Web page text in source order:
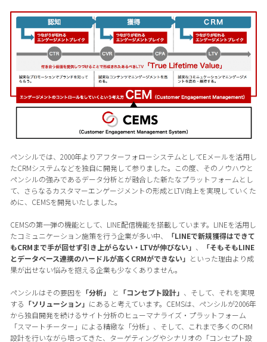
ペンシルでは、2000年よりアフターフォローシステムとしてEメールを活用し
たCRMシステムなどを独自に開発して参りました。この度、そのノウハウと
ペンシルの強みであるデータ分析とが融合した新たなプラットフォームとし
て、さらなるカスタマーエンゲージメントの形成とLTV向上を実現していくた
めに、CEMSを開発いたしました。
CEMSの第一弾の機能として、LINE配信機能を搭載しています。LINEを活用し
たコミュニケーション施策を行う企業が多い中、
「LINEで新規獲得はできて
もCRMまで手が回せず引き上がらない・LTVが伸びない」 、
「そもそもLINE
とデータベース連携のハードルが高くCRMができない」 といった理由より成
果が出せない悩みを抱える企業も少なくありません。
ペンシルはその要因を 「分析」 と 「コンセプト設計」 、そして、それを実現
する 「ソリューション」 にあると考えています。CEMSは、ペンシルが2006年
から独自開発を続けるサイト分析のヒューマナライズ・プラットフォーム
「スマートチーター」による精緻な「分析」、そして、これまで多くのCRM
設計を行いながら培ってきた、ターゲティングやシナリオの「コンセプト設